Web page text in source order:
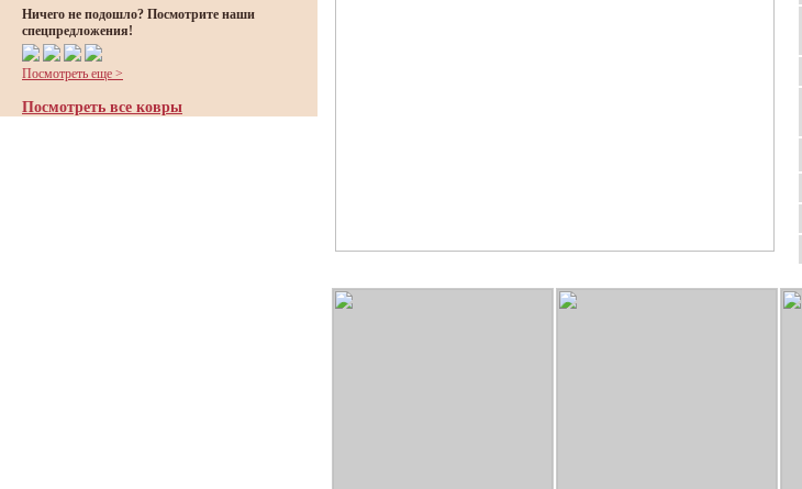
Ничего не подошло? Посмотрите наши
спецпредложения!
Посмотреть еще >
Посмотреть все ковры